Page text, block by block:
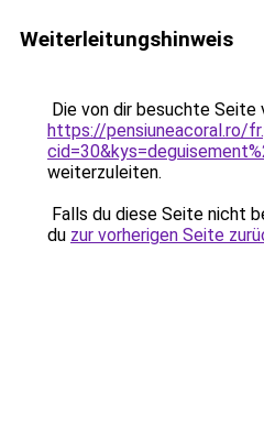
Weiterleitungshinweis
Die von dir besuchte Seite
https://pensiuneacoral.ro/
weiterzuleiten.
Falls du diese Seite nicht
du zur vorherigen Seite